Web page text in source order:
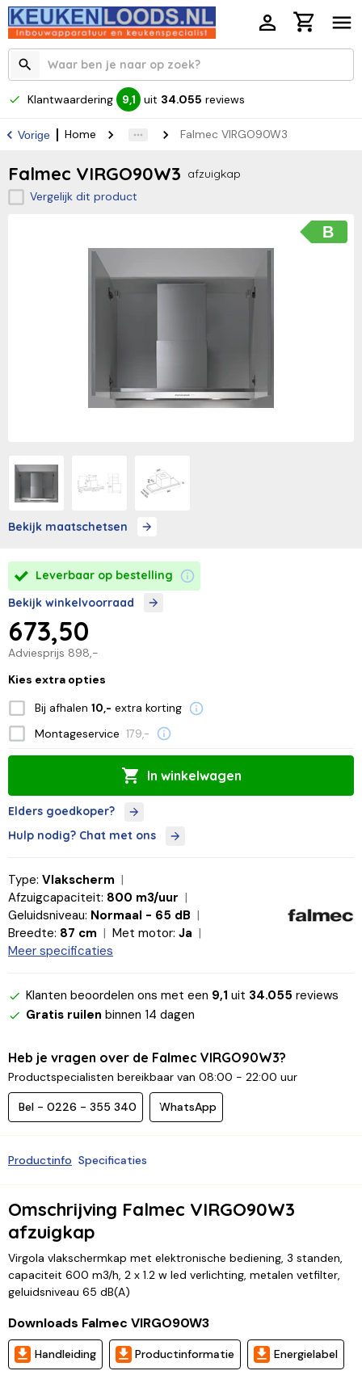
Klantwaardering 9,1 uit 34.055 reviews
Vorige Home Falmec VIRGO90W3
Falmec VIRGO90W3 afzuigkap
Vergelijk dit product
B
Bekijk maatschetsen
Leverbaar op bestelling
Bekijk winkelvoorraad
Adviesprijs 898,-
673,50
Kies extra opties
Bij afhalen 10,- extra korting
Montageservice 179,-
In winkelwagen
Elders goedkoper?
Hulp nodig? Chat met ons
Type: Vlakscherm
Afzuigcapaciteit: 800 m3/uur
Geluidsniveau: Normaal - 65 dB
Breedte: 87 cm Met motor: Ja
Meer specificaties
Klanten beoordelen ons met een 9,1 uit 34.055 reviews
Gratis ruilen binnen 14 dagen
Heb je vragen over de Falmec VIRGO90W3?
Productspecialisten bereikbaar van 08:00 - 22:00 uur
Bel - 0226 - 355 340 WhatsApp
Productinfo Specificaties
Omschrijving Falmec VIRGO90W3
afzuigkap
Virgola vlakschermkap met elektronische bediening, 3 standen,
capaciteit 600 m3/h, 2 x 1.2 w led verlichting, metalen vetfilter,
geluidsniveau 65 dB(A)
Downloads Falmec VIRGO90W3
Handleiding Productinformatie Energielabel